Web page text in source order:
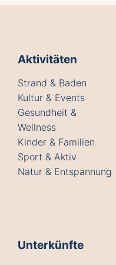
Aktivitäten
Strand & Baden
Kultur & Events
Gesundheit &
Wellness
Kinder & Familien
Sport & Aktiv
Natur & Entspannung
Unterkünfte